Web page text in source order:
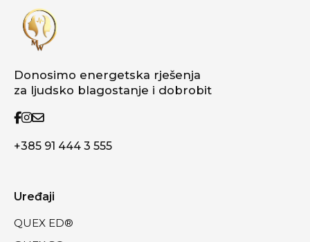
Donosimo energetska rješenja
za ljudsko blagostanje i dobrobit
+385 91 444 3 555
Uređaji
QUEX ED®